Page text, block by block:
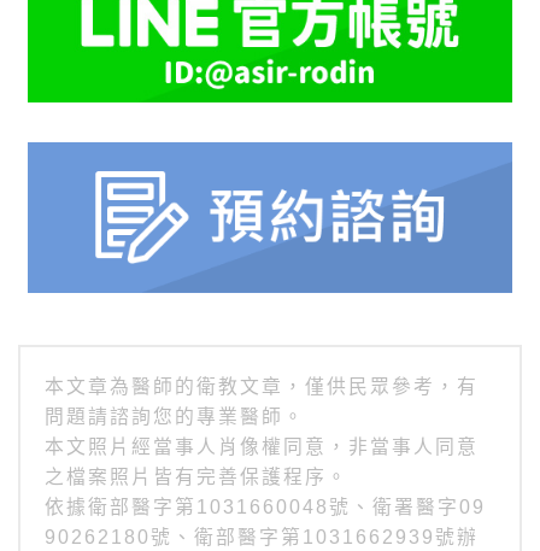
本文章為醫師的衛教文章，僅供民眾參考，有
問題請諮詢您的專業醫師。
本文照片經當事人肖像權同意，非當事人同意
之檔案照片皆有完善保護程序。
依據衛部醫字第1031660048號、衛署醫字09
90262180號、衛部醫字第1031662939號辦